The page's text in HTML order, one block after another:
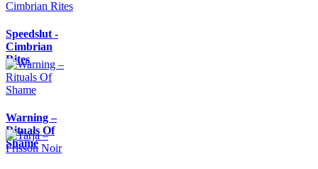
Speedslut -
Cimbrian
Rites
Warning –
Rituals Of
Shame